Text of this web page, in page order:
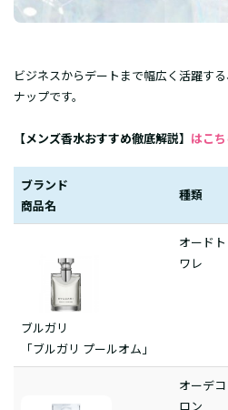
ビジネスからデートまで幅広く活躍す
ナップです。
【メンズ香水おすすめ徹底解説】 はこち
ブランド
商品名
種類
ブルガリ
「ブルガリ プールオム」
オードト
ワレ
オーデコ
ロン